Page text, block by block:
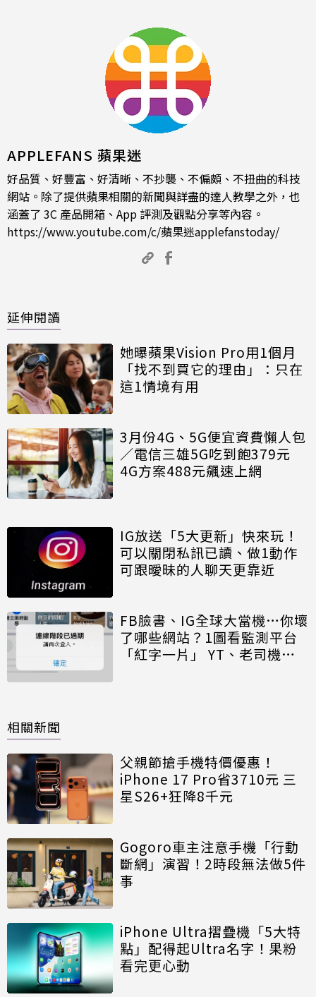
APPLEFANS 蘋果迷
好品質、好豐富、好清晰、不抄襲、不偏頗、不扭曲的科技
網站。除了提供蘋果相關的新聞與詳盡的達人教學之外，也
涵蓋了 3C 產品開箱、App 評測及觀點分享等內容。
https://www.youtube.com/c/蘋果迷applefanstoday/
延伸閱讀
她曝蘋果Vision Pro用1個月
「找不到買它的理由」：只在
這1情境有用
3月份4G、5G便宜資費懶人包
／電信三雄5G吃到飽379元
4G方案488元飆速上網
IG放送「5大更新」快來玩！
可以關閉私訊已讀、做1動作
可跟曖昧的人聊天更靠近
FB臉書、IG全球大當機…你壞
了哪些網站？1圖看監測平台
「紅字一片」 YT、老司機平
相關新聞
父親節搶手機特價優惠！
iPhone 17 Pro省3710元 三
星S26+狂降8千元
Gogoro車主注意手機「行動
斷網」演習！2時段無法做5件
事
iPhone Ultra摺疊機「5大特
點」配得起Ultra名字！果粉
看完更心動